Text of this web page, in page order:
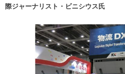
際ジャーナリスト・ビニシウス氏